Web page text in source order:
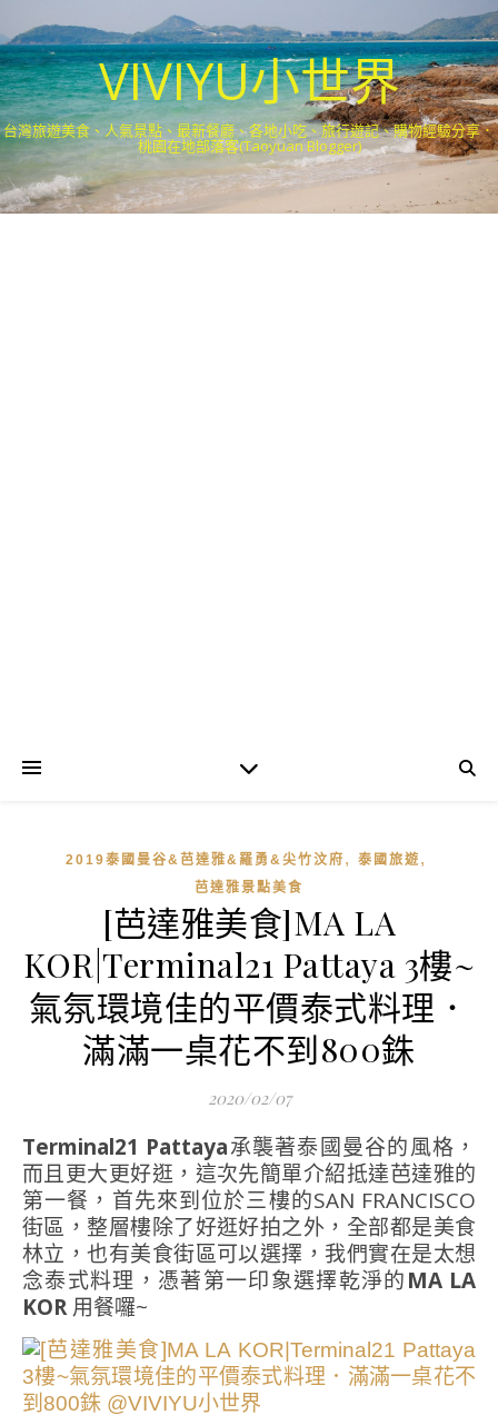
VIVIYU小世界
台灣旅遊美食、人氣景點、最新餐廳、各地小吃、旅行遊記、購物經驗分享．
桃園在地部落客(Taoyuan Blogger)
2019泰國曼谷&芭達雅&羅勇&尖竹汶府 , 泰國旅遊,
芭達雅景點美食
[芭達雅美食]MA LA
KOR|Terminal21 Pattaya 3樓~
氣氛環境佳的平價泰式料理．
滿滿一桌花不到800銖
2020/02/07
Terminal21 Pattaya承襲著泰國曼谷的風格，
而且更大更好逛，這次先簡單介紹抵達芭達雅的
第一餐，首先來到位於三樓的SAN FRANCISCO
街區，整層樓除了好逛好拍之外，全部都是美食
林立，也有美食街區可以選擇，我們實在是太想
念泰式料理，憑著第一印象選擇乾淨的MA LA
KOR用餐囉~